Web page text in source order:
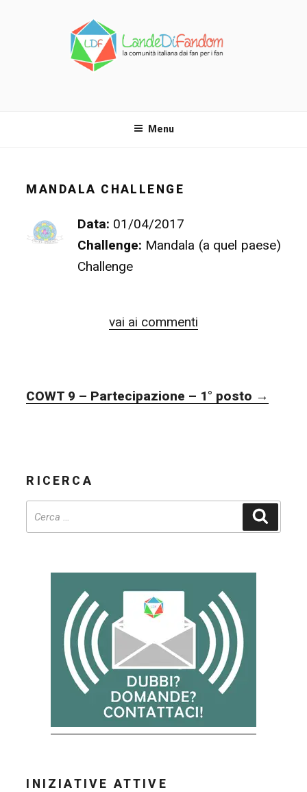
Menu
MANDALA CHALLENGE
Data: 01/04/2017
Challenge: Mandala (a quel paese)
Challenge
vai ai commenti
ARTICOLI
COWT 9 – Partecipazione – 1° posto →
RICERCA
INIZIATIVE ATTIVE